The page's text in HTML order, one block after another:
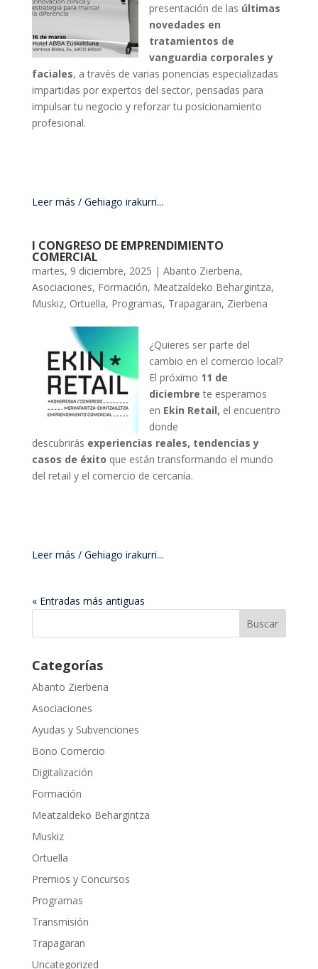
presentación de las últimas
novedades en
tratamientos de
vanguardia corporales y
faciales, a través de varias ponencias especializadas
impartidas por expertos del sector, pensadas para
impulsar tu negocio y reforzar tu posicionamiento
profesional.
Leer más / Gehiago irakurri...
I CONGRESO DE EMPRENDIMIENTO
COMERCIAL
martes, 9 diciembre, 2025 | Abanto Zierbena,
Asociaciones, Formación, Meatzaldeko Behargintza,
Muskiz, Ortuella, Programas, Trapagaran, Zierbena
¿Quieres ser parte del
cambio en el comercio local?
El próximo 11 de
diciembre te esperamos
en Ekin Retail, el encuentro
donde
descubrirás experiencias reales, tendencias y
casos de éxito que están transformando el mundo
del retail y el comercio de cercanía.
Leer más / Gehiago irakurri...
« Entradas más antiguas
Categorías
Abanto Zierbena
Asociaciones
Ayudas y Subvenciones
Bono Comercio
Digitalización
Formación
Meatzaldeko Behargintza
Muskiz
Ortuella
Premios y Concursos
Programas
Transmisión
Trapagaran
Uncategorized